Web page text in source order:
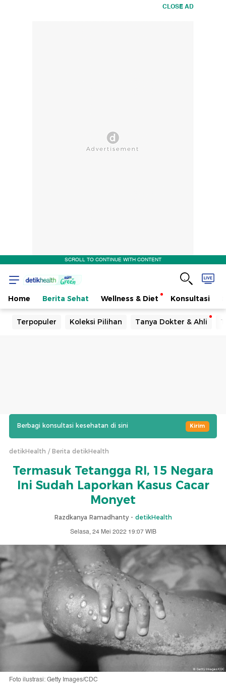
CLOSE AD
SCROLL TO CONTINUE WITH CONTENT
Home Berita Sehat Wellness & Diet Konsultasi
Terpopuler Koleksi Pilihan Tanya Dokter & Ahli
Berbagi konsultasi kesehatan di sini Kirim
detikHealth Berita detikHealth
Termasuk Tetangga RI, 15 Negara
Ini Sudah Laporkan Kasus Cacar
Monyet
Razdkanya Ramadhanty - detikHealth
Selasa, 24 Mei 2022 19:07 WIB
Foto ilustrasi: Getty Images/CDC